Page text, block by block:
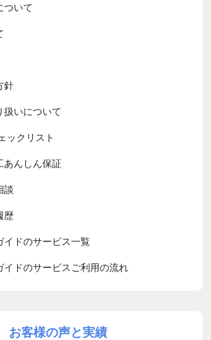
ついて
針
扱いについて
ックリスト
あんしん保証
談
歴
イドのサービス一覧
イドのサービスご利用の流れ
お客様の声と実績